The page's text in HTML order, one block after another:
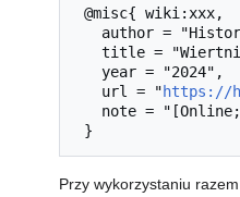
   url = "
https://
Przy wykorzystaniu